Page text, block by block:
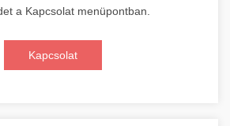
a Kapcsolat menüpontban.
Kapcsolat